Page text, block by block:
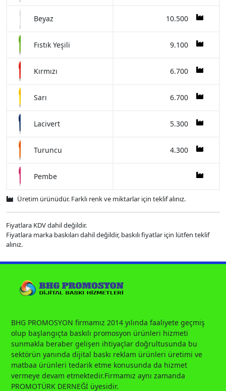
Beyaz 10.500
Fıstık Yeşili 9.100
Kırmızı 6.700
Sarı 6.700
Lacivert 5.300
Turuncu 4.300
Pembe
Üretim ürünüdür. Farklı renk ve miktarlar için teklif alınız.
Fiyatlara KDV dahil değildir.
Fiyatlara marka baskıları dahil değildir, baskılı fiyatlar için lütfen teklif
alınız.
BHG PROMOSYON firmamız 2014 yılında faaliyete geçmiş
olup başlangıçta baskılı promosyon ürünleri hizmeti
sunmakla beraber gelişen ihtiyaçlar doğrultusunda bu
sektörün yanında dijital baskı reklam ürünleri üretimi ve
matbaa ürünleri tedarik etme konusunda da hizmet
vermeye devam etmektedir.Firmamız aynı zamanda
PROMOTÜRK DERNEĞİ üyesidir.